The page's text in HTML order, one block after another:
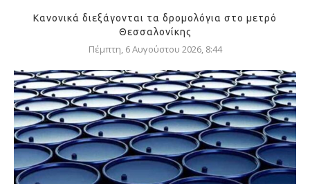
Κανονικά διεξάγονται τα δρομολόγια στο μετρό
Θεσσαλονίκης
Πέμπτη, 6 Αυγούστου 2026, 8:44